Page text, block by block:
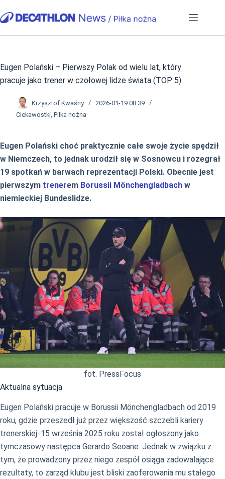
do
Eugen Polański – Pierwszy Polak od wielu lat, który
pracuje jako trener w czołowej lidze świata (TOP 5)
Krzysztof Kwaśny
2026-01-19 08:39
Ciekawostki, Piłka nożna
Eugen Polański choć praktycznie całe swoje życie spędził
w Niemczech, to jednak urodził się w Sosnowcu i rozegrał
19 spotkań w barwach reprezentacji Polski. Obecnie jest
pierwszym trenerem Borussii Mönchengladbach w
niemieckiej Bundeslidze.
fot. PressFocus
Aktualna sytuacja
Eugen Polański pracuje w Borussii Mönchengladbach od 2019
roku, gdzie przeszedł już przez większość szczebli kariery
trenerskiej. 15 września 2025 roku został ogłoszony jako
tymczasowy następca Gerardo Seoane. Jednak w związku z
tym, że prowadzony przez niego zespół osiąga zadowalające
rezultaty, to zarząd klubu jest bliski zaoferowania mu stałego